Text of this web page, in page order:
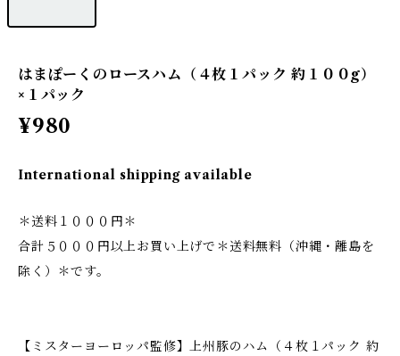
はまぽーくのロースハム（４枚１パック 約１００g）
×１パック
¥980
International shipping available
＊送料１０００円＊
合計５０００円以上お買い上げで＊送料無料（沖縄・離島を
除く）＊です。
【ミスターヨーロッパ監修】上州豚のハム（４枚１パック 約